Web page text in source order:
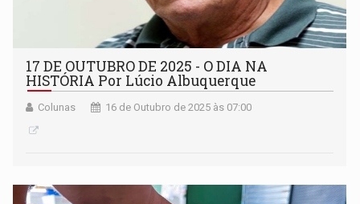
17 DE OUTUBRO DE 2025 - O DIA NA
HISTÓRIA Por Lúcio Albuquerque
Colunas 16 de Outubro de 2025 às 07:00